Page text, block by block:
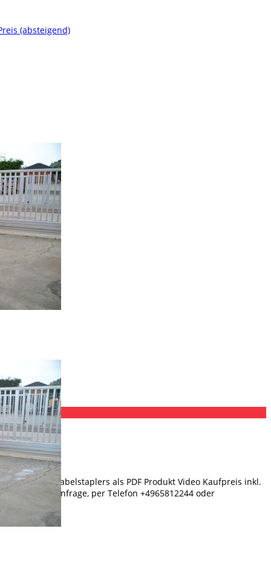
(absteigend)
dieses Gabelstaplers als PDF Produkt Video Kaufpreis inkl.
auf Anfrage, per Telefon +4965812244 oder